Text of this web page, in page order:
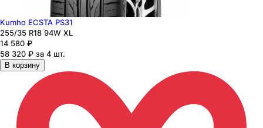
Kumho ECSTA PS31
255/35 R18 94W XL
14 580 ₽
58 320 ₽ за 4 шт.
В корзину